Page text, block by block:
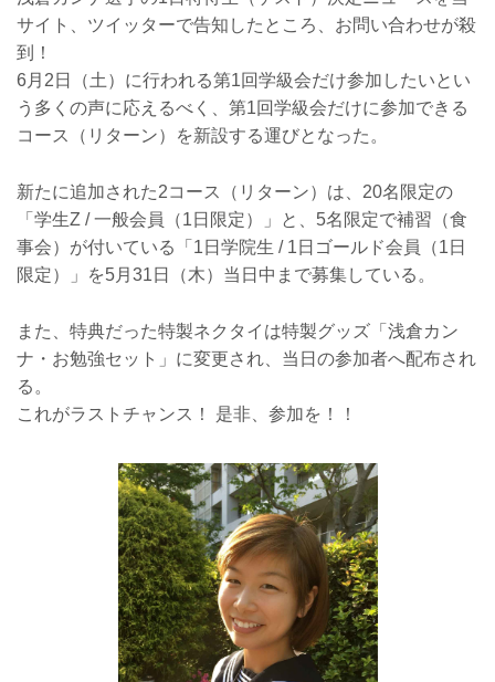
サイト、ツイッターで告知したところ、お問い合わせが殺
到！
6月2日（土）に行われる第1回学級会だけ参加したいとい
う多くの声に応えるべく、第1回学級会だけに参加できる
コース（リターン）を新設する運びとなった。
新たに追加された2コース（リターン）は、20名限定の
「学生Z / 一般会員（1日限定）」と、5名限定で補習（食
事会）が付いている「1日学院生 / 1日ゴールド会員（1日
限定）」を5月31日（木）当日中まで募集している。
また、特典だった特製ネクタイは特製グッズ「浅倉カン
ナ・お勉強セット」に変更され、当日の参加者へ配布され
る。
これがラストチャンス！ 是非、参加を！！